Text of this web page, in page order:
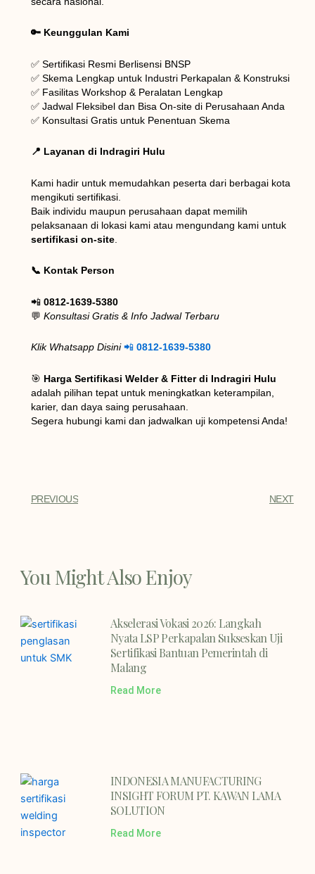
🔑 Keunggulan Kami
✅ Sertifikasi Resmi Berlisensi BNSP
✅ Skema Lengkap untuk Industri Perkapalan & Konstruksi
✅ Fasilitas Workshop & Peralatan Lengkap
✅ Jadwal Fleksibel dan Bisa On-site di Perusahaan Anda
✅ Konsultasi Gratis untuk Penentuan Skema
📍 Layanan di Indragiri Hulu
Kami hadir untuk memudahkan peserta dari berbagai kota
mengikuti sertifikasi.
Baik individu maupun perusahaan dapat memilih
pelaksanaan di lokasi kami atau mengundang kami untuk
sertifikasi on-site.
📞 Kontak Person
📲 0812-1639-5380
💬 Konsultasi Gratis & Info Jadwal Terbaru
Klik Whatsapp Disini📲 0812-1639-5380
🎯 Harga Sertifikasi Welder & Fitter di Indragiri Hulu
adalah pilihan tepat untuk meningkatkan keterampilan,
karier, dan daya saing perusahaan.
Segera hubungi kami dan jadwalkan uji kompetensi Anda!
PREVIOUS NEXT
You Might Also Enjoy
Akselerasi Vokasi 2026: Langkah
Nyata LSP Perkapalan Sukseskan Uji
Sertifikasi Bantuan Pemerintah di
Malang
Read More
INDONESIA MANUFACTURING
INSIGHT FORUM PT. KAWAN LAMA
SOLUTION
Read More